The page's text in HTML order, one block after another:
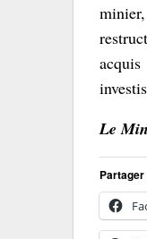
Le
Partager